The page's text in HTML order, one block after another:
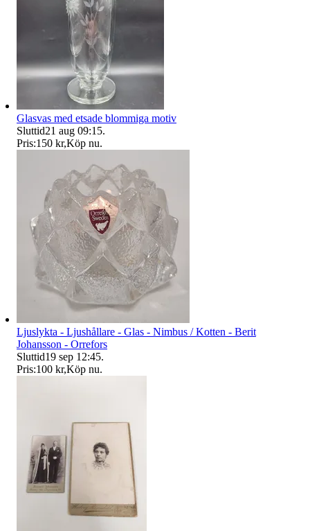
Glasvas med etsade blommiga motiv
Sluttid21 aug 09:15.
Pris:150 kr,Köp nu.
Ljuslykta - Ljushållare - Glas - Nimbus / Kotten - Berit
Johansson - Orrefors
Sluttid19 sep 12:45.
Pris:100 kr,Köp nu.